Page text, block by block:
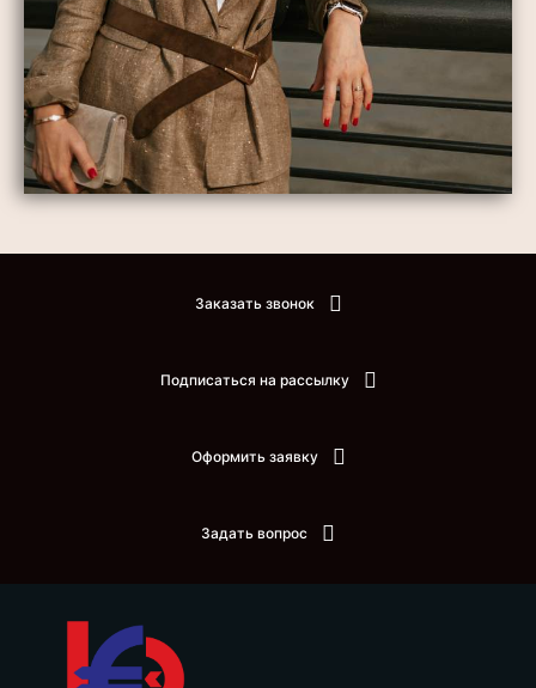
Заказать звонок
Подписаться на рассылку
Оформить заявку
Задать вопрос